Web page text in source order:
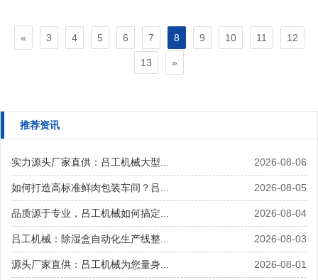
« 3 4 5 6 7 8 9 10 11 12
13 »
推荐资讯
2026-08-06
实力源头厂家直供：吕工机械大型...
2026-08-05
如何打造高标准鲜肉包装车间？吕...
2026-08-04
品质源于专业，吕工机械如何搞定...
2026-08-03
吕工机械：除湿盒自动化生产线整...
2026-08-01
源头厂家直供：吕工机械为您量身...